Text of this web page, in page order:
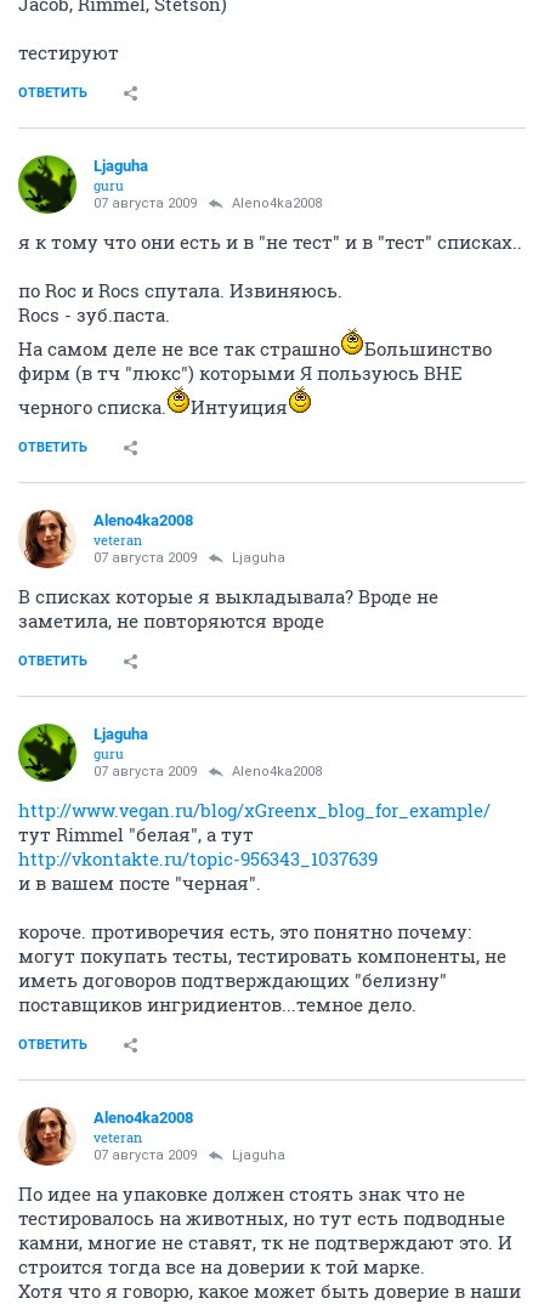
ОТВЕТИТЬ
Ljaguha
07 августа 2009 Aleno4ka2008
некоторые названия пересекаются в этих списках.
подозрительно
Rimmel, Body Shop, Rocs (принадлежащий Джо&Джо)...
ОТВЕТИТЬ
Aleno4ka2008
veteran
07 августа 2009 Ljaguha
Johnson &amp; Johnson (Aveeno, Clean &amp; Clear,
Neutrogena, ROC)
Coty (Adidas, Calvin Klein, Davidoff, Glow, The Healing
Garden, JOOP, Jovan, Kenneth Cole, Lancaster, Marc
Jacob, Rimmel, Stetson)
тестируют
Ljaguha
07 августа 2009 Aleno4ka2008
я к тому что они есть и в "не тест" и в "тест" списках..
по Roc и Rocs спутала. Извиняюсь.
Rocs - зуб.паста.
На самом деле не все так страшно
Большинство
фирм (в тч "люкс") которыми Я пользуюсь ВНЕ
черного списка.
Интуиция
Aleno4ka2008
veteran
В списках которые я выкладывала? Вроде не
заметила, не повторяются вроде
ОТВЕТИТЬ